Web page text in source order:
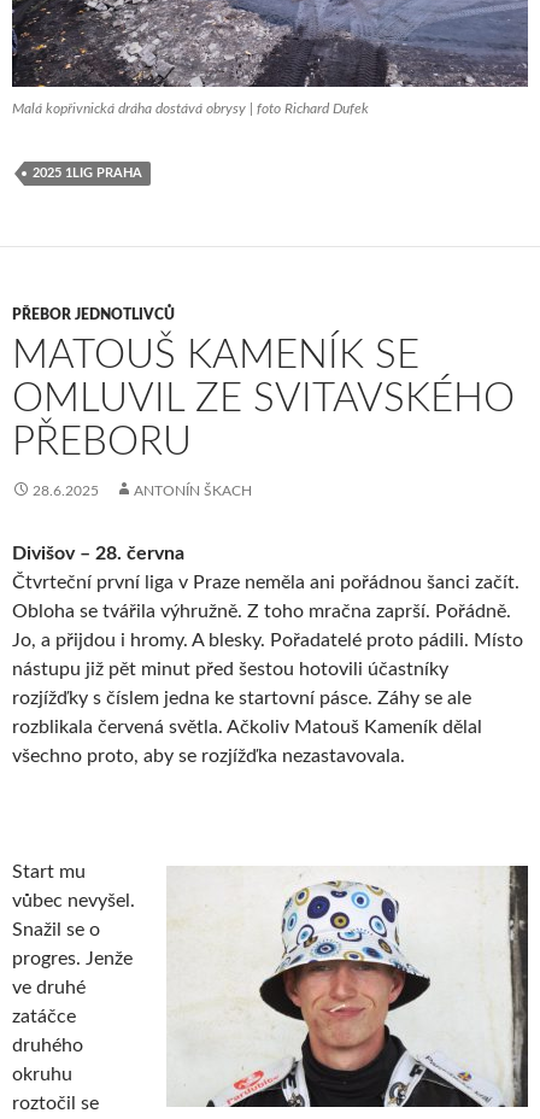
Malá kopřivnická dráha dostává obrysy | foto Richard Dufek
2025 1LIG PRAHA
PŘEBOR JEDNOTLIVCŮ
MATOUŠ KAMENÍK SE
OMLUVIL ZE SVITAVSKÉHO
PŘEBORU
28.6.2025 ANTONÍN ŠKACH
Divišov – 28. června
Čtvrteční první liga v Praze neměla ani pořádnou šanci začít.
Obloha se tvářila výhružně. Z toho mračna zaprší. Pořádně.
Jo, a přijdou i hromy. A blesky. Pořadatelé proto pádili. Místo
nástupu již pět minut před šestou hotovili účastníky
rozjížďky s číslem jedna ke startovní pásce. Záhy se ale
rozblikala červená světla. Ačkoliv Matouš Kameník dělal
všechno proto, aby se rozjížďka nezastavovala.
Start mu
vůbec nevyšel.
Snažil se o
progres. Jenže
ve druhé
zatáčce
druhého
okruhu
roztočil se